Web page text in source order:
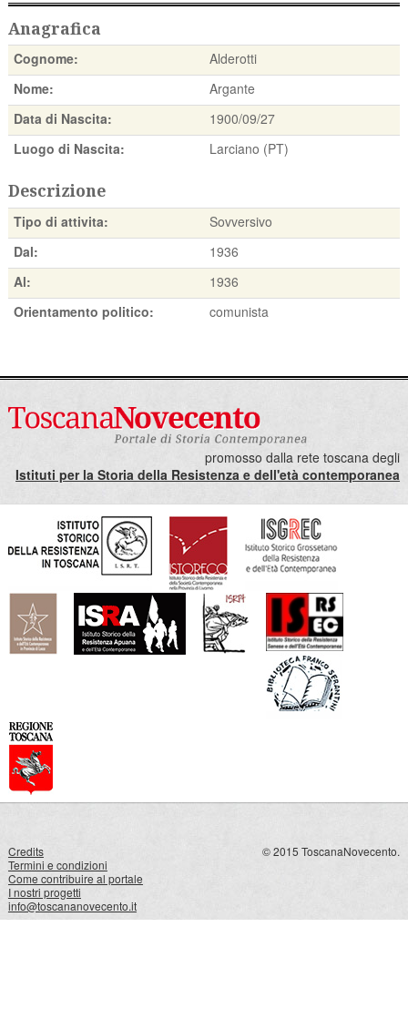
Anagrafica
Cognome:
Alderotti
Nome:
Argante
Data di Nascita:
1900/09/27
Luogo di Nascita:
Larciano (PT)
Descrizione
Tipo di attivita:
Sovversivo
Dal:
1936
Al:
1936
Orientamento politico:
comunista
promosso dalla rete toscana degli
Istituti per la Storia della Resistenza e dell'età contemporanea
Credits
Termini e condizioni
Come contribuire al portale
I nostri progetti
info@toscananovecento.it
© 2015 ToscanaNovecento.